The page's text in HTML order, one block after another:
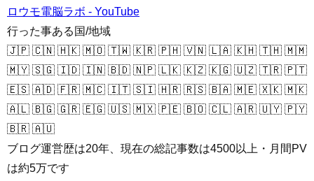
ロウモ電脳ラボ - YouTube
行った事ある国/地域
🇯🇵 🇨🇳 🇭🇰 🇲🇴 🇹🇼 🇰🇷 🇵🇭 🇻🇳 🇱🇦 🇰🇭 🇹🇭 🇲🇲
🇲🇾 🇸🇬 🇮🇩 🇮🇳 🇧🇩 🇳🇵 🇱🇰 🇰🇿 🇰🇬 🇺🇿 🇹🇷 🇵🇹
🇪🇸 🇦🇩 🇫🇷 🇲🇨 🇮🇹 🇸🇮 🇭🇷 🇷🇸 🇧🇦 🇲🇪 🇽🇰 🇲🇰
🇦🇱 🇧🇬 🇬🇷 🇪🇬 🇺🇸 🇲🇽 🇵🇪 🇧🇴 🇨🇱 🇦🇷 🇺🇾 🇵🇾
🇧🇷 🇦🇺
ブログ運営歴は20年、現在の総記事数は4500以上・月間PV
は約5万です